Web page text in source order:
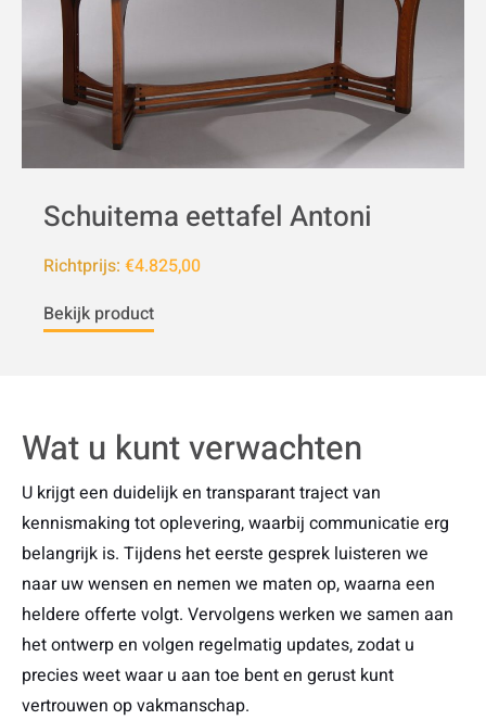
Schuitema eettafel Antoni
Richtprijs: €4.825,00
Bekijk product
Wat u kunt verwachten
U krijgt een duidelijk en transparant traject van
kennismaking tot oplevering, waarbij communicatie erg
belangrijk is. Tijdens het eerste gesprek luisteren we
naar uw wensen en nemen we maten op, waarna een
heldere offerte volgt. Vervolgens werken we samen aan
het ontwerp en volgen regelmatig updates, zodat u
precies weet waar u aan toe bent en gerust kunt
vertrouwen op vakmanschap.